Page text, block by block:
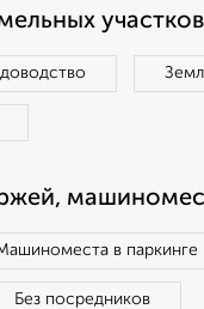
участков
в паркинге
Без посредников